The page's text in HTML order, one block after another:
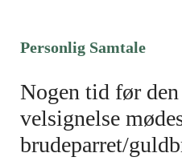
Personlig Samtale
Nogen tid før
velsignelse
brudeparret/